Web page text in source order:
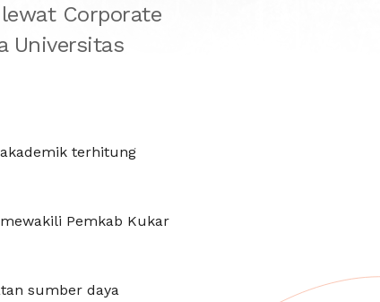
Corporate
Universitas
terhitung
Pemkab Kukar
sumber daya